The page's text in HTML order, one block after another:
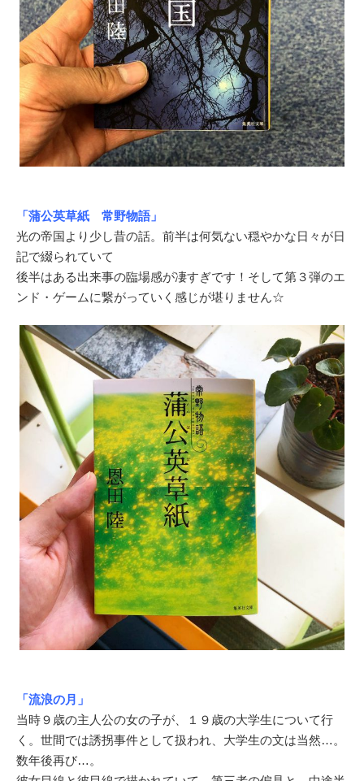
「蒲公英草紙 常野物語」
光の帝国より少し昔の話。前半は何気ない穏やかな日々が日
記で綴られていて
後半はある出来事の臨場感が凄すぎです！そして第３弾のエ
ンド・ゲームに繋がっていく感じが堪りません☆
「流浪の月」
当時９歳の主人公の女の子が、１９歳の大学生について行
く。世間では誘拐事件として扱われ、大学生の文は当然…。
数年後再び…。